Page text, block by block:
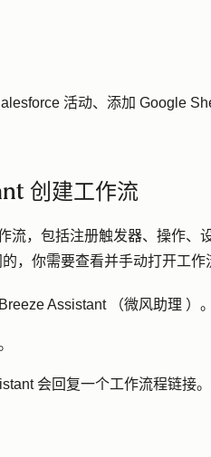
活动、添加 Google
创建工作流
流，包括注册触发器、操作、
，你需要查看并手动打开工作
Breeze Assistant （微风助理 ）。
会回复一个工作流程链接